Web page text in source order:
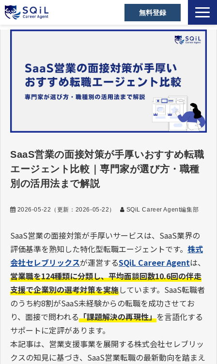
無料登録
選ばれる理由
営業職の転職成功事例
ご利用者の声
よくあるご質問
SaaS営業の面接対策が手厚いおすすめ転職
エージェント比較｜専門家が選び方・職種
別の活用法まで解説
2026-05-22 （更新： 2026-05-22 ） SQiL Career Agent編集部
SaaS営業の面接対策が手厚いサービスは、SaaS業界の
評価基準を熟知した特化型転職エージェントです。 株式
会社セレブリックスが運営するSQiL Career Agentは、
営業職を124種類に分類し、平均面談回数10.6回の伴走
支援で企業別の選考対策を実施しています。SaaS転職者
のうち約8割がSaaS未経験からの転職を成功させてお
り、面接で問われる「課題解決の再現性」を言語化する
サポートに定評があります。
本記事は、営業支援事業を展開する株式会社セレブリッ
クスの知見に基づき、SaaS営業転職の最新動向を踏まえ